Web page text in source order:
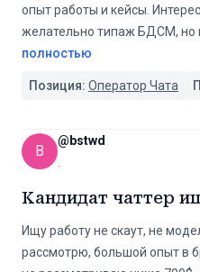
опыт работы и кейсы.
желательно типаж БДСМ, но
полностью
Позиция: Оператор Чата
B
@ bstwd
Кандидат чаттер
Ищу работу не скаут, не
рассмотрю, большой опыт в